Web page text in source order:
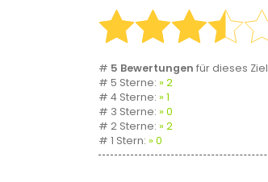
# 5 Bewertungen für dieses Ziel
# 5 Sterne:
2
# 4 Sterne:
1
# 3 Sterne:
0
# 2 Sterne:
2
# 1 Stern:
0